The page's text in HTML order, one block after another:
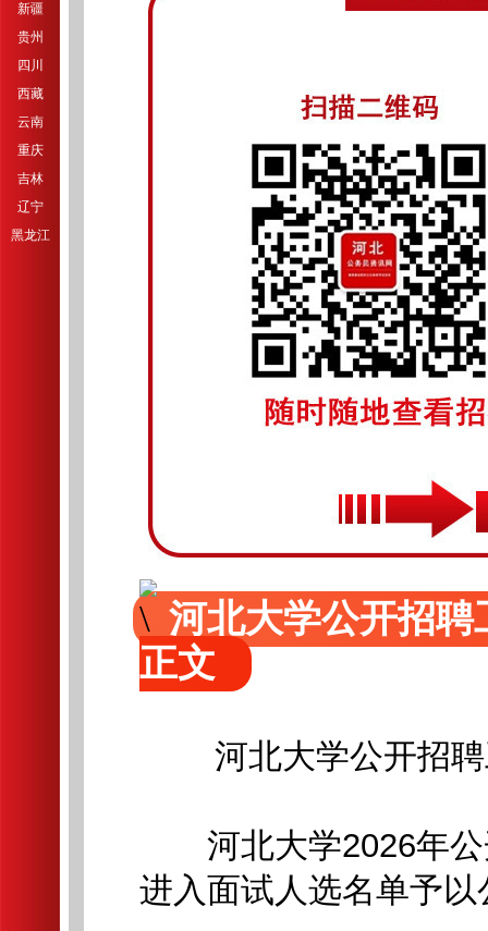
新疆
贵州
四川
西藏
云南
重庆
吉林
辽宁
黑龙江
河北大学公开招
正文
河北大学公开招
河北大学2026年公
进入面试人选名单予以